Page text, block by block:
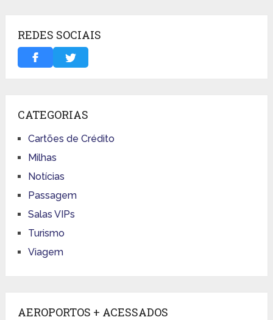
REDES SOCIAIS
CATEGORIAS
Cartões de Crédito
Milhas
Notícias
Passagem
Salas VIPs
Turismo
Viagem
AEROPORTOS + ACESSADOS